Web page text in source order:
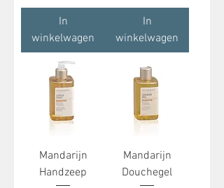
In
winkelwagen
In
winkelwagen
Mandarijn
Handzeep
Mandarijn
Douchegel